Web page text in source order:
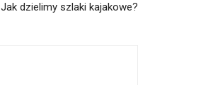
Jak dzielimy szlaki kajakowe?